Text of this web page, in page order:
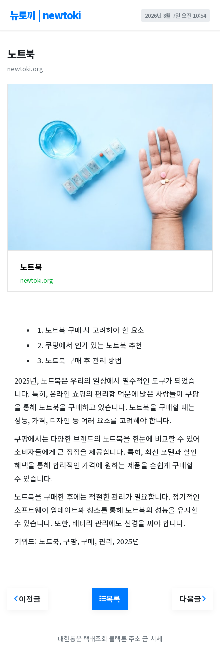
뉴토끼 | newtoki 2026년 8월 7일 오전 10:54
노트북
newtoki.org
노트북
newtoki.org
1. 노트북 구매 시 고려해야 할 요소
2. 쿠팡에서 인기 있는 노트북 추천
3. 노트북 구매 후 관리 방법
2025년, 노트북은 우리의 일상에서 필수적인 도구가 되었습
니다. 특히, 온라인 쇼핑의 편리함 덕분에 많은 사람들이 쿠팡
을 통해 노트북을 구매하고 있습니다. 노트북을 구매할 때는
성능, 가격, 디자인 등 여러 요소를 고려해야 합니다.
쿠팡에서는 다양한 브랜드의 노트북을 한눈에 비교할 수 있어
소비자들에게 큰 장점을 제공합니다. 특히, 최신 모델과 할인
혜택을 통해 합리적인 가격에 원하는 제품을 손쉽게 구매할
수 있습니다.
노트북을 구매한 후에는 적절한 관리가 필요합니다. 정기적인
소프트웨어 업데이트와 청소를 통해 노트북의 성능을 유지할
수 있습니다. 또한, 배터리 관리에도 신경을 써야 합니다.
키워드: 노트북, 쿠팡, 구매, 관리, 2025년
이전글 목록 다음글
대한통운 택배조회 블랙툰 주소 금 시세